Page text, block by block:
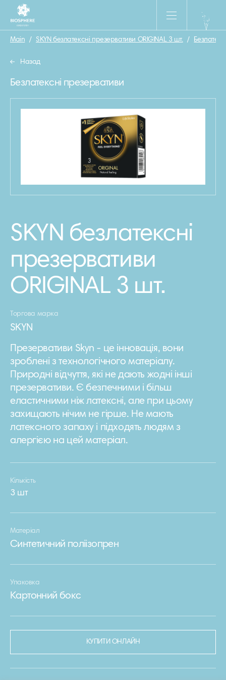
Main / SKYN безлатексні презервативи ORIGINAL 3 шт. /
Назад
Безлатексні презервативи
SKYN безлатексні
презервативи
ORIGINAL 3 шт.
Торгова марка
SKYN
Презервативи Skyn ​​- це інновація, вони
зроблені з технологічного матеріалу.
Природні відчуття, які не дають жодні інші
презервативи. Є безпечними і більш
еластичними ніж латексні, але при цьому
захищають нічим не гірше. Не мають
латексного запаху і підходять людям з
алергією на цей матеріал.
Кількість
3 шт
Матеріал
Синтетичний поліізопрен
Упаковка
Картонний бокс
КУПИТИ ОНЛАЙН